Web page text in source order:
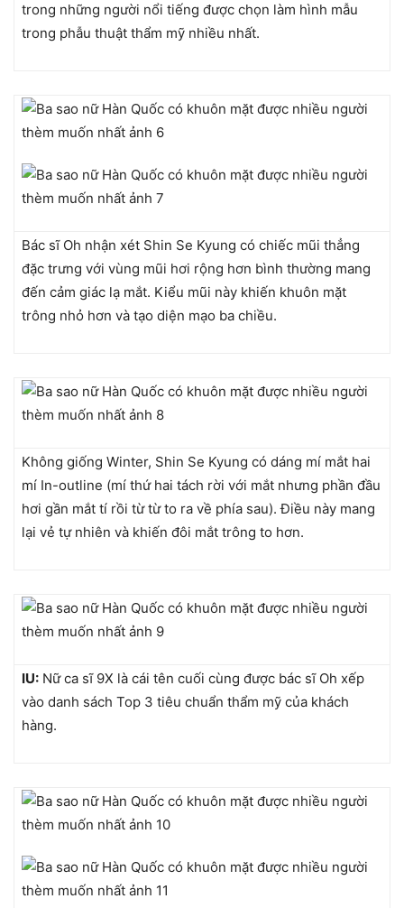
trong những người nổi tiếng được chọn làm hình mẫu
trong phẫu thuật thẩm mỹ nhiều nhất.
Bác sĩ Oh nhận xét Shin Se Kyung có chiếc mũi thẳng
đặc trưng với vùng mũi hơi rộng hơn bình thường mang
đến cảm giác lạ mắt. Kiểu mũi này khiến khuôn mặt
trông nhỏ hơn và tạo diện mạo ba chiều.
Không giống Winter, Shin Se Kyung có dáng mí mắt hai
mí In-outline (mí thứ hai tách rời với mắt nhưng phần đầu
hơi gần mắt tí rồi từ từ to ra về phía sau). Điều này mang
lại vẻ tự nhiên và khiến đôi mắt trông to hơn.
IU: Nữ ca sĩ 9X là cái tên cuối cùng được bác sĩ Oh xếp
vào danh sách Top 3 tiêu chuẩn thẩm mỹ của khách
hàng.